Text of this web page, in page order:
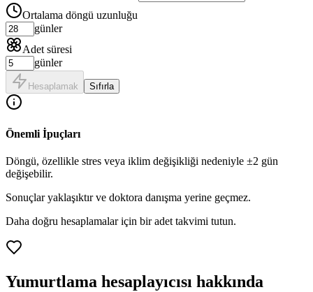
Ortalama döngü uzunluğu
günler
Adet süresi
günler
Hesaplamak Sıfırla
Önemli İpuçları
Döngü, özellikle stres veya iklim değişikliği nedeniyle ±2 gün
değişebilir.
Sonuçlar yaklaşıktır ve doktora danışma yerine geçmez.
Daha doğru hesaplamalar için bir adet takvimi tutun.
Yumurtlama hesaplayıcısı hakkında